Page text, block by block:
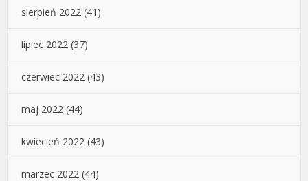
sierpień 2022 (41)
lipiec 2022 (37)
czerwiec 2022 (43)
maj 2022 (44)
kwiecień 2022 (43)
marzec 2022 (44)